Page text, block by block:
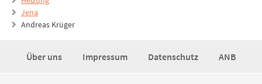
Jena
Andreas Krüger
Über uns Impressum Datenschutz ANB